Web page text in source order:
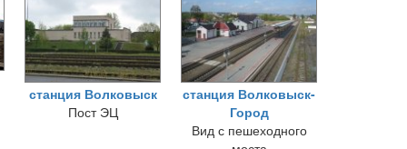
станция Волковыск
Пост ЭЦ
станция Волковыск-
Город
Вид с пешеходного